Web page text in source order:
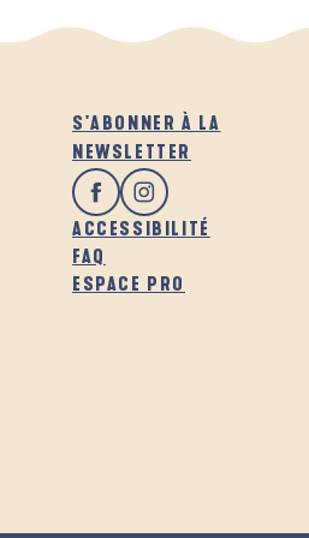
S'ABONNER À LA
NEWSLETTER
ACCESSIBILITÉ
FAQ
ESPACE PRO